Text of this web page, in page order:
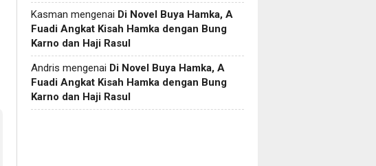
Kasman mengenai Di Novel Buya Hamka, A
Fuadi Angkat Kisah Hamka dengan Bung
Karno dan Haji Rasul
Andris mengenai Di Novel Buya Hamka, A
Fuadi Angkat Kisah Hamka dengan Bung
Karno dan Haji Rasul